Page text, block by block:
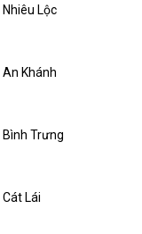
Lộc
Khánh
Trưng
Lái